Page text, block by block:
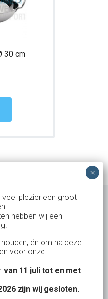
30 cm
plezier een groot
hebben wij een
én om na deze
voor onze
van 11 juli tot en met
zijn wij gesloten.